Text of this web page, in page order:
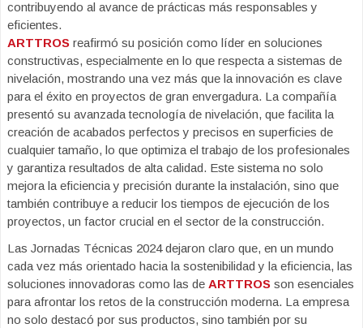
contribuyendo al avance de prácticas más responsables y
eficientes.
ARTTROS reafirmó su posición como líder en soluciones
constructivas, especialmente en lo que respecta a sistemas de
nivelación, mostrando una vez más que la innovación es clave
para el éxito en proyectos de gran envergadura. La compañía
presentó su avanzada tecnología de nivelación, que facilita la
creación de acabados perfectos y precisos en superficies de
cualquier tamaño, lo que optimiza el trabajo de los profesionales
y garantiza resultados de alta calidad. Este sistema no solo
mejora la eficiencia y precisión durante la instalación, sino que
también contribuye a reducir los tiempos de ejecución de los
proyectos, un factor crucial en el sector de la construcción.
Las Jornadas Técnicas 2024 dejaron claro que, en un mundo
cada vez más orientado hacia la sostenibilidad y la eficiencia, las
soluciones innovadoras como las de ARTTROS son esenciales
para afrontar los retos de la construcción moderna. La empresa
no solo destacó por sus productos, sino también por su